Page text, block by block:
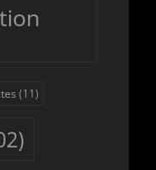
(11)